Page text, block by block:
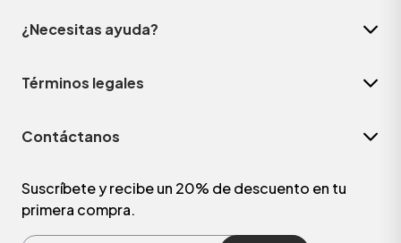
¿Necesitas ayuda?
Términos legales
Contáctanos
Suscríbete y recibe un 20% de descuento en tu
primera compra.